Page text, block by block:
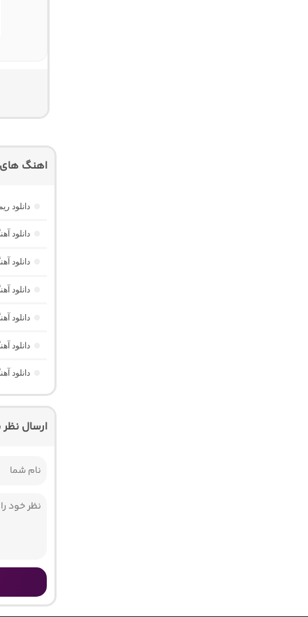
اهنگ های
دانلود ریمیکس چیل
دانلود
دانلود
دانلود آهنگ نیمه شب 4
دانلود آهنگ اسلو نایت 3
دانلود آهنگ چیل نایت 4
دانلود آهنگ موزیک باکس 38
ارسال